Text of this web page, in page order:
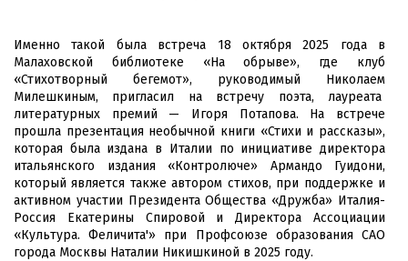
Именно такой была встреча 18 октября 2025 года в
Малаховской библиотеке «На обрыве», где клуб
«Стихотворный бегемот», руководимый Николаем
Милешкиным, пригласил на встречу поэта, лауреата
литературных премий — Игоря Потапова. На встрече
прошла презентация необычной книги «Стихи и рассказы»,
которая была издана в Италии по инициативе директора
итальянского издания «Контролюче» Армандо Гуидони,
который является также автором стихов, при поддержке и
активном участии Президента Общества «Дружба» Италия-
Россия Екатерины Спировой и Директора Ассоциации
«Культура. Феличита'» при Профсоюзе образования САО
города Москвы Наталии Никишкиной в 2025 году.